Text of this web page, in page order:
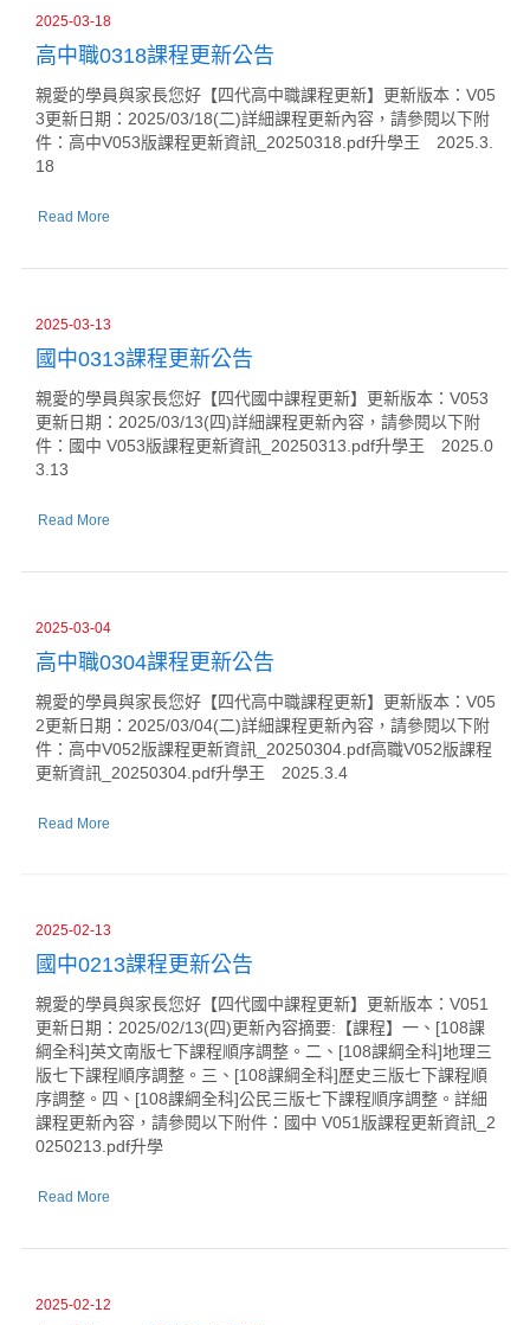
2025-03-18
高中職0318課程更新公告
親愛的學員與家長您好【四代高中職課程更新】更新版本：V05
3更新日期：2025/03/18(二)詳細課程更新內容，請參閱以下附
件：高中V053版課程更新資訊_20250318.pdf升學王 2025.3.
18
Read More
2025-03-13
國中0313課程更新公告
親愛的學員與家長您好【四代國中課程更新】更新版本：V053
更新日期：2025/03/13(四)詳細課程更新內容，請參閱以下附
件：國中 V053版課程更新資訊_20250313.pdf升學王 2025.0
3.13
Read More
2025-03-04
高中職0304課程更新公告
親愛的學員與家長您好【四代高中職課程更新】更新版本：V05
2更新日期：2025/03/04(二)詳細課程更新內容，請參閱以下附
件：高中V052版課程更新資訊_20250304.pdf高職V052版課程
更新資訊_20250304.pdf升學王 2025.3.4
Read More
2025-02-13
國中0213課程更新公告
親愛的學員與家長您好【四代國中課程更新】更新版本：V051
更新日期：2025/02/13(四)更新內容摘要:【課程】一、[108課
綱全科]英文南版七下課程順序調整。二、[108課綱全科]地理三
版七下課程順序調整。三、[108課綱全科]歷史三版七下課程順
序調整。四、[108課綱全科]公民三版七下課程順序調整。詳細
課程更新內容，請參閱以下附件：國中 V051版課程更新資訊_2
0250213.pdf升學
Read More
2025-02-12